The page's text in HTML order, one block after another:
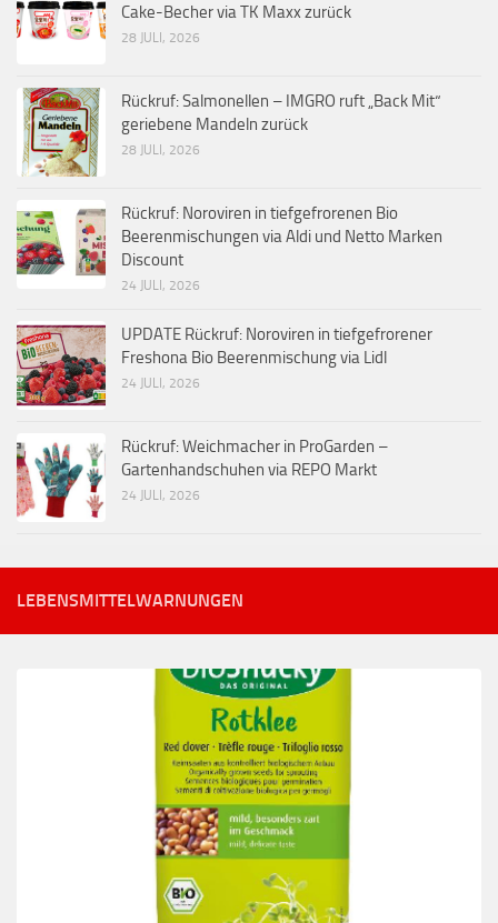
Cake-Becher via TK Maxx zurück
28 JULI, 2026
Rückruf: Salmonellen – IMGRO ruft „Back Mit“
geriebene Mandeln zurück
28 JULI, 2026
Rückruf: Noroviren in tiefgefrorenen Bio
Beerenmischungen via Aldi und Netto Marken
Discount
24 JULI, 2026
UPDATE Rückruf: Noroviren in tiefgefrorener
Freshona Bio Beerenmischung via Lidl
24 JULI, 2026
Rückruf: Weichmacher in ProGarden –
Gartenhandschuhen via REPO Markt
24 JULI, 2026
LEBENSMITTELWARNUNGEN